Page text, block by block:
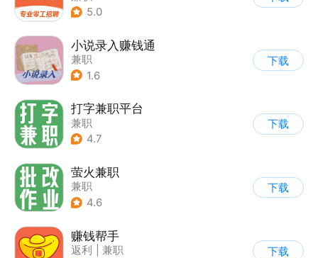
5.0
小说录入赚钱通
兼职
1.6
下载
打字兼职平台
兼职
4.7
下载
萤火兼职
兼职
4.6
下载
赚钱帮手
返利
兼职
下载